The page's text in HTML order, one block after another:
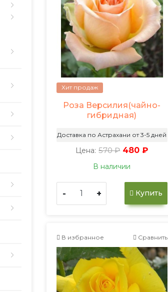
Хит продаж
Роза Версилия(чайно-
гибридная)
Доставка по Астрахани от 3-5 дней
Цена: 570 ₽ 480 ₽
В наличии
- + Купить
В избранное Сравнить